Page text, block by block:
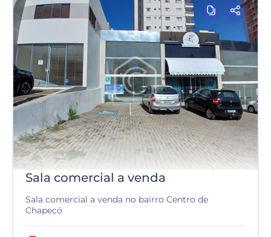
Sala comercial a venda
Sala comercial a venda no bairro Centro de
Chapecó